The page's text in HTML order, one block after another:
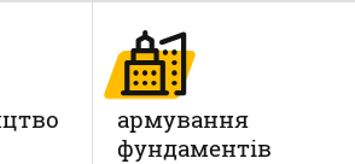
армування
фундаментів